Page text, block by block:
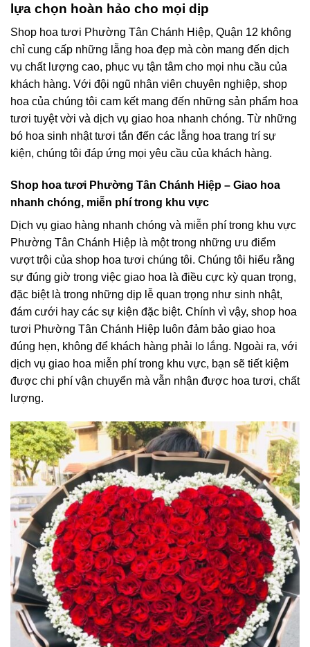
lựa chọn hoàn hảo cho mọi dịp
Shop hoa tươi Phường Tân Chánh Hiệp, Quận 12 không
chỉ cung cấp những lẵng hoa đẹp mà còn mang đến dịch
vụ chất lượng cao, phục vụ tận tâm cho mọi nhu cầu của
khách hàng. Với đội ngũ nhân viên chuyên nghiệp, shop
hoa của chúng tôi cam kết mang đến những sản phẩm hoa
tươi tuyệt vời và dịch vụ giao hoa nhanh chóng. Từ những
bó hoa sinh nhật tươi tắn đến các lẵng hoa trang trí sự
kiện, chúng tôi đáp ứng mọi yêu cầu của khách hàng.
Shop hoa tươi Phường Tân Chánh Hiệp – Giao hoa
nhanh chóng, miễn phí trong khu vực
Dịch vụ giao hàng nhanh chóng và miễn phí trong khu vực
Phường Tân Chánh Hiệp là một trong những ưu điểm
vượt trội của shop hoa tươi chúng tôi. Chúng tôi hiểu rằng
sự đúng giờ trong việc giao hoa là điều cực kỳ quan trọng,
đặc biệt là trong những dịp lễ quan trọng như sinh nhật,
đám cưới hay các sự kiện đặc biệt. Chính vì vậy, shop hoa
tươi Phường Tân Chánh Hiệp luôn đảm bảo giao hoa
đúng hẹn, không để khách hàng phải lo lắng. Ngoài ra, với
dịch vụ giao hoa miễn phí trong khu vực, bạn sẽ tiết kiệm
được chi phí vận chuyển mà vẫn nhận được hoa tươi, chất
lượng.